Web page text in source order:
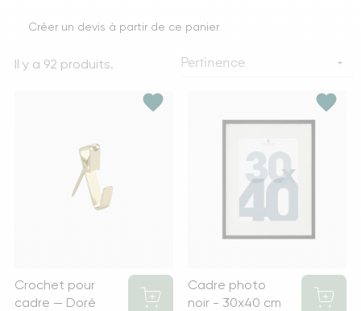
Créer un devis à partir de ce panier
Il y a 92 produits. Pertinence 
favorite
Crochet pour
cadre — Doré
favorite
Cadre photo
noir - 30x40 cm